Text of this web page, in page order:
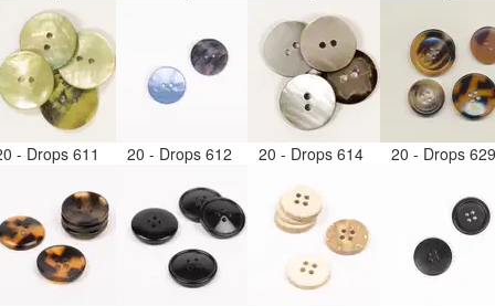
- Drops 611 20 - Drops 612 20 - Drops 614 20 - Drops